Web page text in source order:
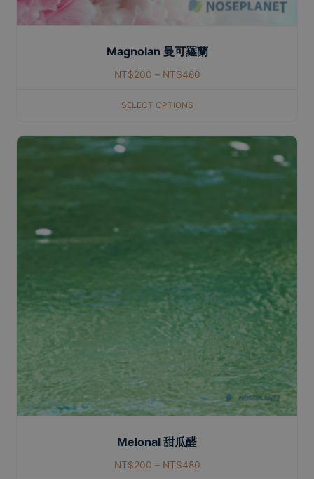
Magnolan 曼可羅蘭
NT$200 – NT$480
SELECT OPTIONS
Melonal 甜瓜醛
NT$200 – NT$480